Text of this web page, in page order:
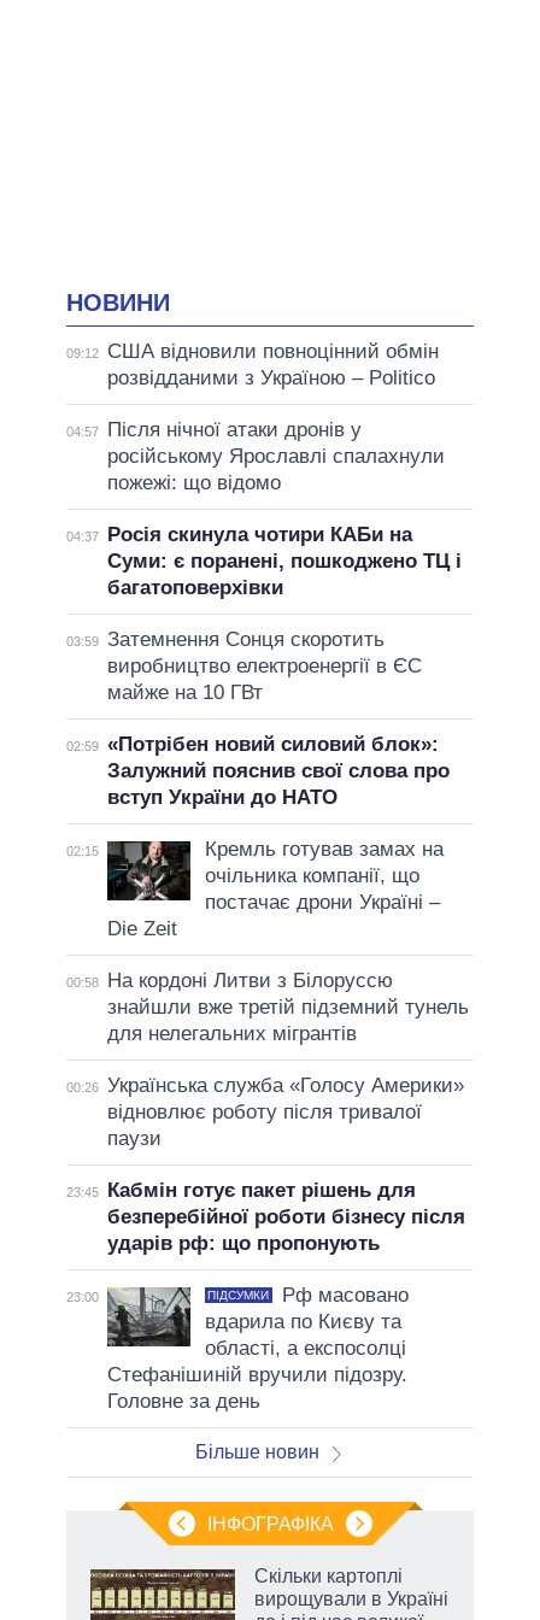
НОВИНИ
09:12
США відновили повноцінний обмін
розвідданими з Україною – Politico
04:57
Після нічної атаки дронів у
російському Ярославлі спалахнули
пожежі: що відомо
04:37
Росія скинула чотири КАБи на
Суми: є поранені, пошкоджено ТЦ і
багатоповерхівки
03:59 Затемнення Сонця скоротить
виробництво електроенергії в ЄС
майже на 10 ГВт
02:59 «Потрібен новий силовий блок»:
Залужний пояснив свої слова про
вступ України до НАТО
02:15
Кремль готував замах на
очільника компанії, що
постачає дрони Україні –
Die Zeit
00:58
На кордоні Литви з Білоруссю
знайшли вже третій підземний тунель
для нелегальних мігрантів
00:26 Українська служба «Голосу Америки»
відновлює роботу після тривалої
паузи
23:45
Кабмін готує пакет рішень для
безперебійної роботи бізнесу після
ударів рф: що пропонують
23:00 ПІДСУМКИ
Рф масовано
вдарила по Києву та
області, а експосолці
Стефанішиній вручили підозру.
Головне за день
Більше новин
ІНФОГРАФІКА
Скільки картоплі
вирощували в Україні